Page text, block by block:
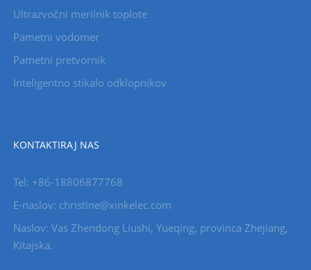
Ultrazvočni merilnik toplote
Pametni vodomer
Pametni pretvornik
Inteligentno stikalo odklopnikov
KONTAKTIRAJ NAS
Tel: +86-18806877768
E-naslov: christine@xinkelec.com
Naslov: Vas Zhendong Liushi, Yueqing, provinca Zhejiang,
Kitajska.